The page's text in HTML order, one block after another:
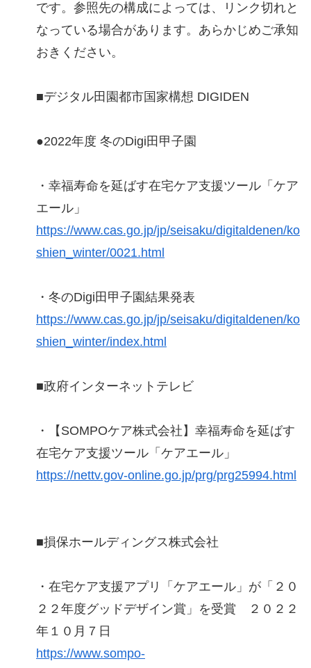
です。参照先の構成によっては、リンク切れと
なっている場合があります。あらかじめご承知
おきください。
■デジタル田園都市国家構想 DIGIDEN
●2022年度 冬のDigi田甲子園
・幸福寿命を延ばす在宅ケア支援ツール「ケア
エール」
https://www.cas.go.jp/jp/seisaku/digitaldenen/ko
shien_winter/0021.html
・冬のDigi田甲子園結果発表
https://www.cas.go.jp/jp/seisaku/digitaldenen/ko
shien_winter/index.html
■政府インターネットテレビ
・【SOMPOケア株式会社】幸福寿命を延ばす
在宅ケア支援ツール「ケアエール」
https://nettv.gov-online.go.jp/prg/prg25994.html
■損保ホールディングス株式会社
・在宅ケア支援アプリ「ケアエール」が「２０
２２年度グッドデザイン賞」を受賞 ２０２２
年１０月７日
https://www.sompo-